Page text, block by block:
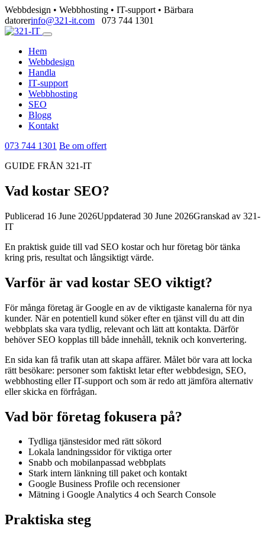
Webbdesign • Webbhosting • IT-support • Bärbara
datorerinfo@321-it.com 073 744 1301
Hem
Webbdesign
Handla
IT‑support
Webbhosting
SEO
Blogg
Kontakt
073 744 1301 Be om offert
GUIDE FRÅN 321-IT
Vad kostar SEO?
Publicerad 16 June 2026Uppdaterad 30 June 2026Granskad av 321-
IT
En praktisk guide till vad SEO kostar och hur företag bör tänka
kring pris, resultat och långsiktigt värde.
Varför är vad kostar SEO viktigt?
För många företag är Google en av de viktigaste kanalerna för nya
kunder. När en potentiell kund söker efter en tjänst vill du att din
webbplats ska vara tydlig, relevant och lätt att kontakta. Därför
behöver SEO kopplas till både innehåll, teknik och konvertering.
En sida kan få trafik utan att skapa affärer. Målet bör vara att locka
rätt besökare: personer som faktiskt letar efter webbdesign, SEO,
webbhosting eller IT-support och som är redo att jämföra alternativ
eller skicka en förfrågan.
Vad bör företag fokusera på?
Tydliga tjänstesidor med rätt sökord
Lokala landningssidor för viktiga orter
Snabb och mobilanpassad webbplats
Stark intern länkning till paket och kontakt
Google Business Profile och recensioner
Mätning i Google Analytics 4 och Search Console
Praktiska steg